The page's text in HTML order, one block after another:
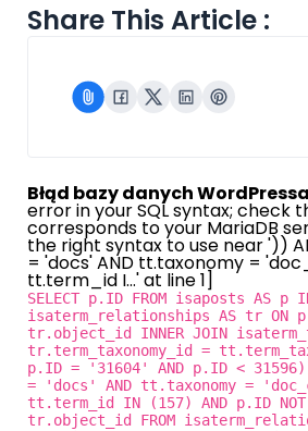
Share This Article :
Błąd bazy danych
error in your SQL syntax; check
corresponds to your MariaDB
the right syntax to use near '))
= 'docs' AND tt.taxonomy =
tt.term_id I...' at line 1]
SELECT p.ID FROM isaposts AS p
isaterm_relationships AS tr ON
tr.object_id INNER JOIN
tr.term_taxonomy_id =
p.ID = '31604' AND p.ID <
= 'docs' AND tt.taxonomy =
tt.term_id IN (157) AND p.ID NOT
tr.object_id FROM